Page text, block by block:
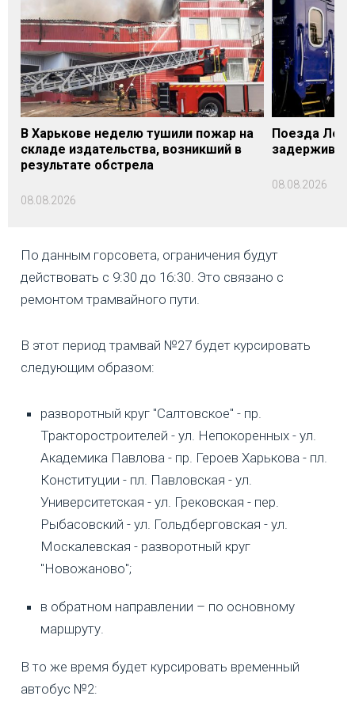
В Харькове неделю тушили пожар на
складе издательства, возникший в
результате обстрела
08.08.2026
Поезда
08.08.2026
По данным горсовета, ограничения будут
действовать с 9:30 до 16:30. Это связано с
ремонтом трамвайного пути.
В этот период трамвай №27 будет курсировать
следующим образом:
разворотный круг "Салтовское" - пр.
Тракторостроителей - ул. Непокоренных - ул.
Академика Павлова - пр. Героев Харькова - пл.
Конституции - пл. Павловская - ул.
Университетская - ул. Грековская - пер.
Рыбасовский - ул. Гольдберговская - ул.
Москалевская - разворотный круг
"Новожаново";
в обратном направлении – по основному
маршруту.
В то же время будет курсировать временный
автобус №2: